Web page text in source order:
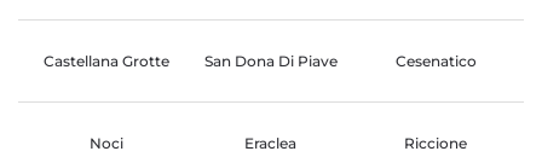
Castellana Grotte San Dona Di Piave Cesenatico
Noci Eraclea Riccione